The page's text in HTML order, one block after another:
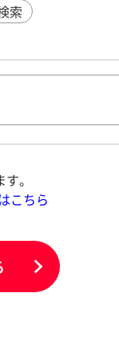
索
。
こちら